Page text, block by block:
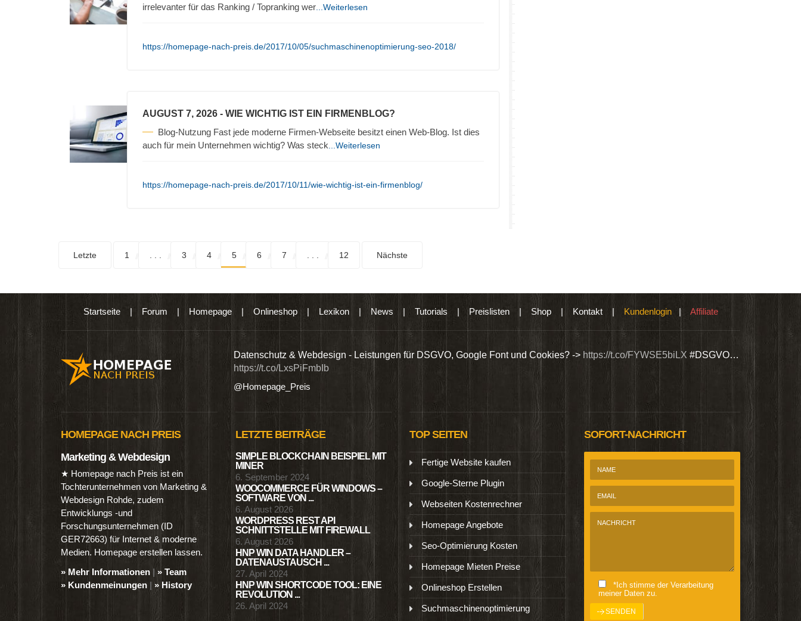
irrelevanter für das Ranking / Topranking wer ...Weiterlesen
https://homepage-nach-preis.de/2017/10/05/suchmaschinenoptimierung-seo-2018/
AUGUST 7, 2026 - WIE WICHTIG IST EIN FIRMENBLOG?
Blog-Nutzung Fast jede moderne Firmen-Webseite besitzt einen Web-Blog. Ist dies
auch für mein Unternehmen wichtig? Was steck ...Weiterlesen
https://homepage-nach-preis.de/2017/10/11/wie-wichtig-ist-ein-firmenblog/
Letzte 1 3 4 5 6 7 12 Nächste
Startseite| Forum | Homepage| Onlineshop| Lexikon| News | Tutorials | Preislisten| Shop| Kontakt| Kundenlogin| Affiliate
Produkten wie Ebooks & DVDs.… Datenschutz & Webdesign - Leistungen für DSGVO, Google Font und Cookies? -> https://t.co/FYWSE5biLX #DSGVO…
https://t.co/LxsPiFmbIb
@Homepage_Preis
Wir bieten
HOMEPAGE NACH PREIS
Marketing & Webdesign
★ Homepage nach Preis ist ein
Tochterunternehmen von Marketing &
Webdesign Rohde, zudem
Entwicklungs -und
Forschungsunternehmen (ID
GER72663) für Internet & moderne
Medien. Homepage erstellen lassen.
» Mehr Informationen | » Team
» Kundenmeinungen | » History
LETZTE BEITRÄGE
SIMPLE BLOCKCHAIN BEISPIEL MIT
MINER
6. September 2024
WOOCOMMERCE FÜR WINDOWS –
SOFTWARE VON ...
6. August 2026
WORDPRESS REST API
SCHNITTSTELLE MIT FIREWALL
6. August 2026
HNP WIN DATA HANDLER –
DATENAUSTAUSCH ...
27. April 2024
HNP WIN SHORTCODE TOOL: EINE
REVOLUTION ...
26. April 2024
TOP SEITEN
Fertige Website kaufen
Google-Sterne Plugin
Webseiten Kostenrechner
Homepage Angebote
Seo-Optimierung Kosten
Homepage Mieten Preise
Onlineshop Erstellen
Suchmaschinenoptimierung
SOFORT-NACHRICHT
*Ich stimme der Verarbeitung
meiner Daten zu.